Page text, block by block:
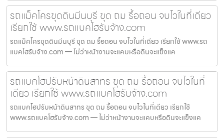
รถแม็คโครขุดดินมีนบุรี ขุด ถม รื้อถอน จบไวในที่เดียว
เรียกใช้ www.รถแบคโฮรับจ้าง.com
รถแม็คโครขุดดินมีนบุรี ขุด ถม รื้อถอน จบไวในที่เดียว เรียกใช้ www.รถ
แบคโฮรับจ้าง.com — ไม่ว่าหน้างานจะแคบหรือดินจะแข็งแค
รถแบคโฮปรับหน้าดินสาทร ขุด ถม รื้อถอน จบไวในที่
เดียว เรียกใช้ www.รถแบคโฮรับจ้าง.com
รถแบคโฮปรับหน้าดินสาทร ขุด ถม รื้อถอน จบไวในที่เดียว เรียกใช้
www.รถแบคโฮรับจ้าง.com — ไม่ว่าหน้างานจะแคบหรือดินจะแข็งแค